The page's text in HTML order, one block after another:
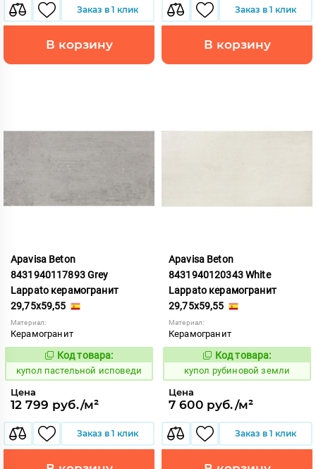
Заказ в 1 клик
В корзину
Заказ в 1 клик
В корзину
Apavisa Beton
8431940117893 Grey
Lappato керамогранит
29,75x59,55
Материал:
Керамогранит
852410
Код товара:
купол пастельной исповеди
Цена
12 799 руб./м²
Заказ в 1 клик
Apavisa Beton
8431940120343 White
Lappato керамогранит
29,75x59,55
Материал:
Керамогранит
853655
Код товара:
купол рубиновой земли
Цена
7 600 руб./м²
Заказ в 1 клик